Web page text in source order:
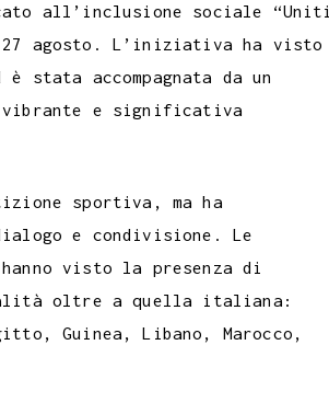
all’inclusione sociale “Uniti
agosto. L’iniziativa ha visto
accompagnata da un
vibrante e significativa
sportiva, ma ha
e condivisione. Le
visto la presenza di
oltre a quella italiana:
Guinea, Libano, Marocco,